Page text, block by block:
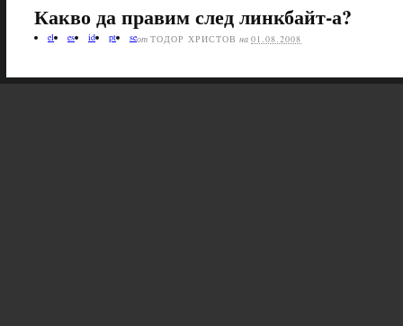
Какво да правим след линкбайт-а?
el es id pt seот ТОДОР ХРИСТОВ на 01.08.2008